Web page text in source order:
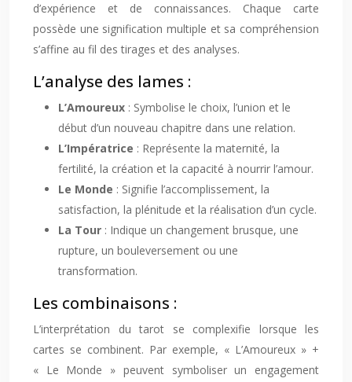
d’expérience et de connaissances. Chaque carte
possède une signification multiple et sa compréhension
s’affine au fil des tirages et des analyses.
L’analyse des lames :
L’Amoureux : Symbolise le choix, l’union et le
début d’un nouveau chapitre dans une relation.
L’Impératrice : Représente la maternité, la
fertilité, la création et la capacité à nourrir l’amour.
Le Monde : Signifie l’accomplissement, la
satisfaction, la plénitude et la réalisation d’un cycle.
La Tour : Indique un changement brusque, une
rupture, un bouleversement ou une
transformation.
Les combinaisons :
L’interprétation du tarot se complexifie lorsque les
cartes se combinent. Par exemple, « L’Amoureux » +
« Le Monde » peuvent symboliser un engagement